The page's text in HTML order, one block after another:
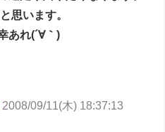
思います。
あれ(´∀｀)
2008/09/11(木) 18:37:13